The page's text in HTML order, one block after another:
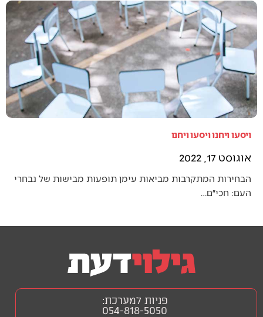
ויסעו ויחנו ויסעו ויחנו
אוגוסט 17, 2022
הבחירות המתקרבות מביאות עימן תופעות מבישות של נבחרי
העם: חכי״ם…
פניות למערכת:
054-818-5050